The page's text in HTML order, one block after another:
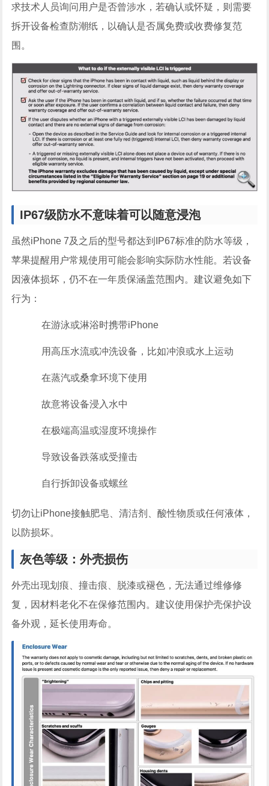
求技术人员询问用户是否曾涉水，若确认或怀疑，则需要
拆开设备检查防潮纸，以确认是否属免费或收费修复范
围。
IP67级防水不意味着可以随意浸泡
虽然iPhone 7及之后的型号都达到IP67标准的防水等级，
苹果提醒用户常规使用可能会影响实际防水性能。若设备
因液体损坏，仍不在一年质保涵盖范围内。建议避免如下
行为：
在游泳或淋浴时携带iPhone
用高压水流或冲洗设备，比如冲浪或水上运动
在蒸汽或桑拿环境下使用
故意将设备浸入水中
在极端高温或湿度环境操作
导致设备跌落或受撞击
自行拆卸设备或螺丝
切勿让iPhone接触肥皂、清洁剂、酸性物质或任何液体，
以防损坏。
灰色等级：外壳损伤
外壳出现划痕、撞击痕、脱漆或褪色，无法通过维修修
复，因材料老化不在保修范围内。建议使用保护壳保护设
备外观，延长使用寿命。